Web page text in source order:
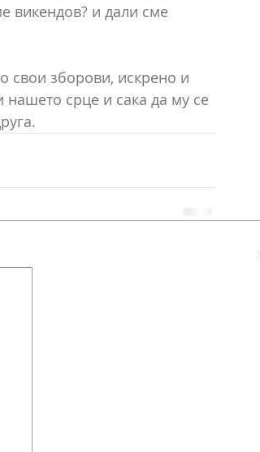
викендов? и дали сме
свои зборови, искрено и
нашето срце и сака да му се